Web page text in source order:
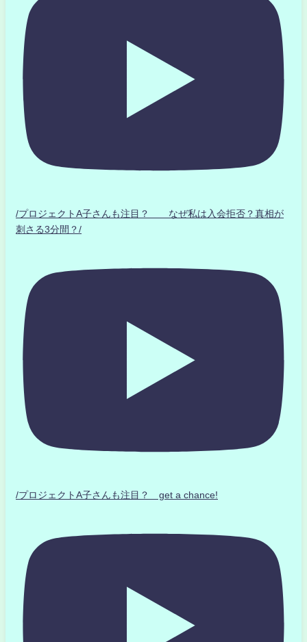
/プロジェクトA子さんも注目？ なぜ私は入会拒否？真相が
刺さる3分間？/
/プロジェクトA子さんも注目？ get a chance!